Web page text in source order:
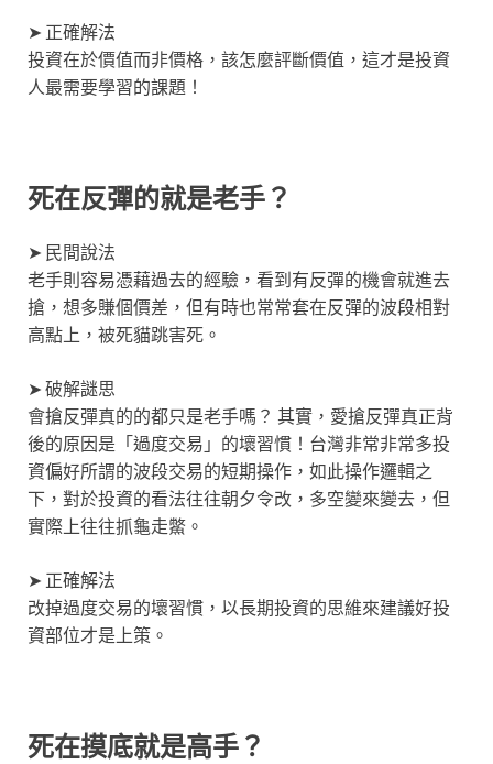
➤ 正確解法
投資在於價值而非價格，該怎麼評斷價值，這才是投資
人最需要學習的課題！
死在反彈的就是老手？
➤ 民間說法
老手則容易憑藉過去的經驗，看到有反彈的機會就進去
搶，想多賺個價差，但有時也常常套在反彈的波段相對
高點上，被死貓跳害死。
➤ 破解謎思
會搶反彈真的的都只是老手嗎？ 其實，愛搶反彈真正背
後的原因是「過度交易」的壞習慣！台灣非常非常多投
資偏好所謂的波段交易的短期操作，如此操作邏輯之
下，對於投資的看法往往朝夕令改，多空變來變去，但
實際上往往抓龜走鱉。
➤ 正確解法
改掉過度交易的壞習慣，以長期投資的思維來建議好投
資部位才是上策。
死在摸底就是高手？